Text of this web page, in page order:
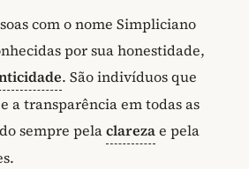
com o nome Simpliciano
por sua honestidade,
. São indivíduos que
a transparência em todas as
sempre pelaclarezae pela